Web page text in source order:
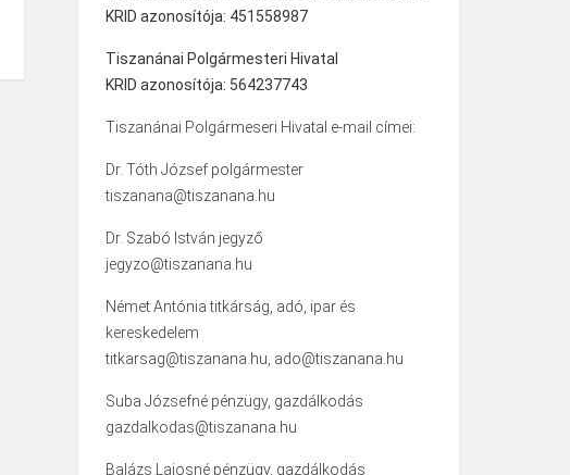
KRID azonosítója: 451558987
Tiszanánai Polgármesteri Hivatal
KRID azonosítója: 564237743
Tiszanánai Polgármeseri Hivatal e-mail címei:
Dr. Tóth József polgármester
tiszanana@tiszanana.hu
Dr. Szabó István jegyző
jegyzo@tiszanana.hu
Német Antónia titkárság, adó, ipar és
kereskedelem
titkarsag@tiszanana.hu, ado@tiszanana.hu
Suba Józsefné pénzügy, gazdálkodás
gazdalkodas@tiszanana.hu
Balázs Lajosné pénzügy, gazdálkodás